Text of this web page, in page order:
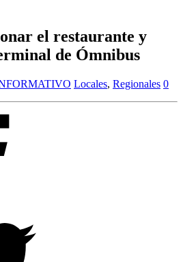
el restaurante y
de Ómnibus
Locales, Regionales 0